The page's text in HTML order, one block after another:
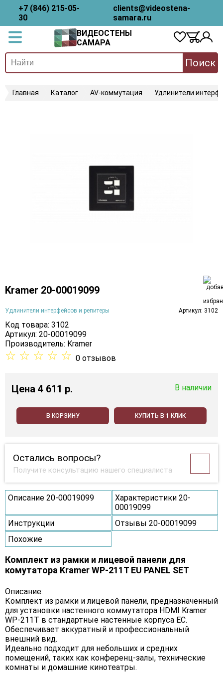
+7 (846) 215-05-
30
clients@videostena-
samara.ru
ВИДЕОСТЕНЫ
САМАРА
Поиск
Главная Каталог AV-коммутация Удлинители
Kramer 20-00019099
Удлинители интерфейсов и репитеры Артикул: 3102
Код товара: 3102
Артикул: 20-00019099
Производитель: Kramer
☆ ☆ ☆ ☆ ☆ 0 отзывов
Цена 4 611 p. В наличии
В КОРЗИНУ КУПИТЬ В 1 КЛИК
Остались вопросы?
Получите консультацию нашего специалиста
Описание 20-00019099
Характеристики 20-
00019099
Инструкции
Отзывы 20-00019099
Похожие
Комплект из рамки и лицевой панели для
комутатора Kramer WP-211T EU PANEL SET
Описание:
Комплект из рамки и лицевой панели, предназначенный
для установки настенного коммутатора HDMI Kramer
WP-211T в стандартные настенные корпуса ЕС.
Обеспечивает аккуратный и профессиональный
внешний вид.
Идеально подходит для небольших и средних
помещений, таких как конференц-залы, технические
комнаты и домашние кинотеатры.